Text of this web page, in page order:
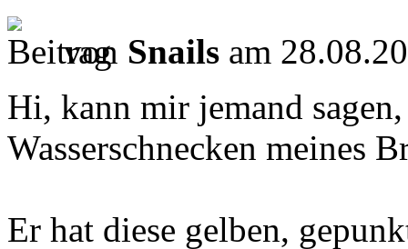
von Snails am
Hi, kann mir jemand
Wasserschnecken meines
Er hat diese gelben,